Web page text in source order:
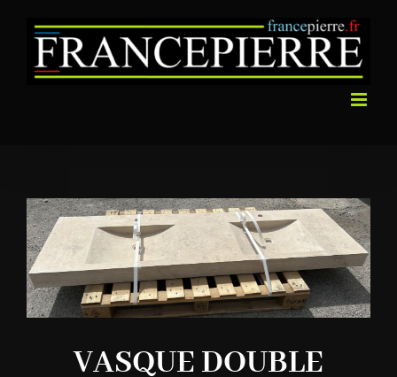
contenu
VASQUE DOUBLE